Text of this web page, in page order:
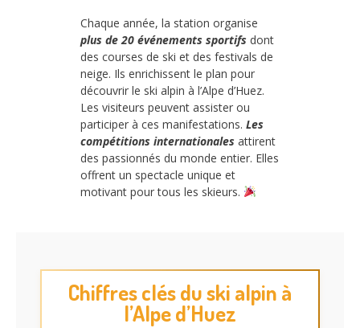
Chaque année, la station organise
plus de 20 événements sportifs dont
des courses de ski et des festivals de
neige. Ils enrichissent le plan pour
découvrir le ski alpin à l’Alpe d’Huez.
Les visiteurs peuvent assister ou
participer à ces manifestations. Les
compétitions internationales attirent
des passionnés du monde entier. Elles
offrent un spectacle unique et
motivant pour tous les skieurs.
Chiffres clés du ski alpin à
l’Alpe d’Huez